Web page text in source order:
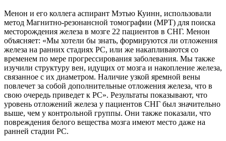
Менон и его коллега аспирант Мэтью Куинн, использовали
метод Магнитно-резонансной томографии (МРТ) для поиска
месторождения железа в мозге 22 пациентов в СНГ. Менон
объясняет: «Мы хотели бы знать, формируются ли отложения
железа на ранних стадиях РС, или же накапливаются со
временем по мере прогрессирования заболевания. Мы также
изучили структуру вен, идущих от мозга и накопление железа,
связанное с их диаметром. Наличие узкой яремной вены
повлечет за собой дополнительные отложения железа, что в
свою очередь приведет к РС». Результаты показывают, что
уровень отложений железа у пациентов СНГ был значительно
выше, чем у контрольной группы. Они также показали, что
повреждения белого вещества мозга имеют место даже на
ранней стадии РС.